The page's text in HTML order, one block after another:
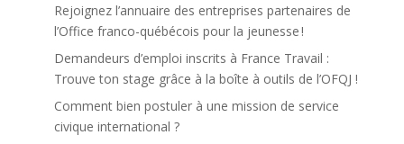
Rejoignez l’annuaire des entreprises partenaires de
l’Office franco-québécois pour la jeunesse !
Demandeurs d’emploi inscrits à France Travail :
Trouve ton stage grâce à la boîte à outils de l’OFQJ !
Comment bien postuler à une mission de service
civique international ?